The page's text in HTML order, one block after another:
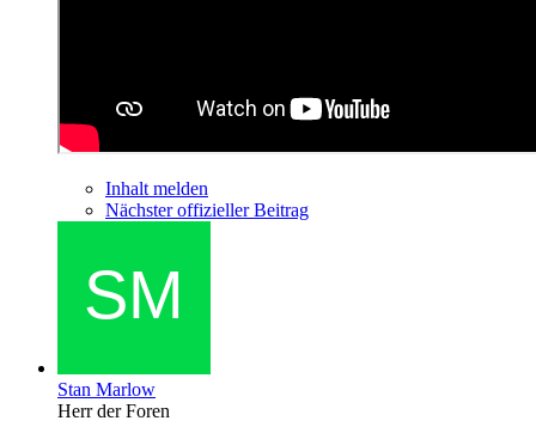
Inhalt melden
Nächster offizieller Beitrag
Stan Marlow
Herr der Foren